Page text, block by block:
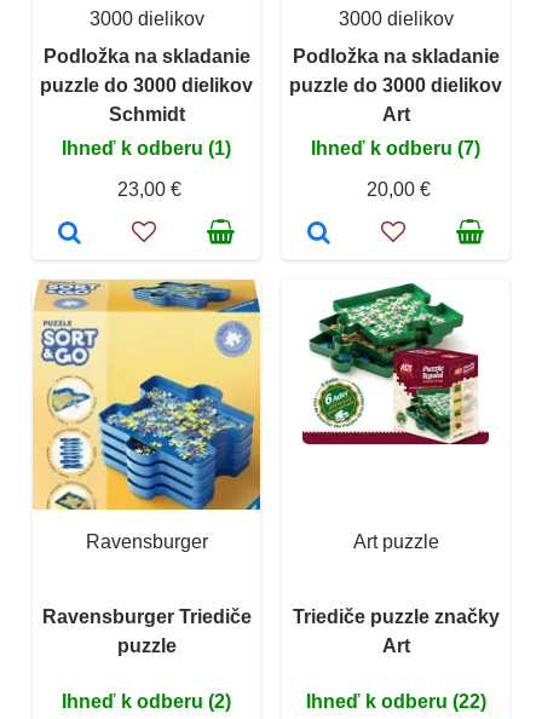
3000 dielikov
Podložka na skladanie
puzzle do 3000 dielikov
Schmidt
Ihneď k odberu (1)
23,00 €
3000 dielikov
Podložka na skladanie
puzzle do 3000 dielikov
Art
Ihneď k odberu (7)
20,00 €
Ravensburger
Ravensburger Triediče
puzzle
Ihneď k odberu (2)
Art puzzle
Triediče puzzle značky
Art
Ihneď k odberu (22)